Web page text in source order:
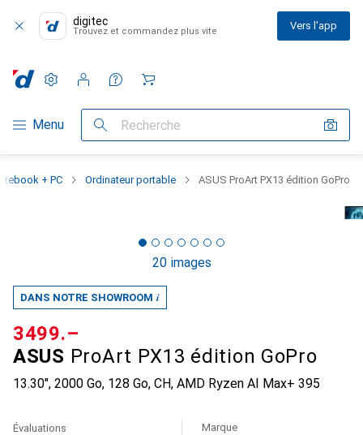
digitec
Trouvez et commandez plus vite Vers l'app
Navigation par catégorie
Menu Recherche
Paramètres
Compte client
Listes de comparaison
Listes d'envies
Panier
+ PC Ordinateur portable ASUS ProArt PX13 édition GoPro
20 images
DANS NOTRE SHOWROOM i
ASUS ProArt PX13 édition GoPro
13.30", 2000 Go, 128 Go, CH, AMD Ryzen AI Max+ 395
CHF
3499.–
Évaluations Marque